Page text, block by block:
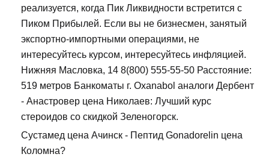
реализуется, когда Пик Ликвидности встретится с
Пиком Прибылей. Если вы не бизнесмен, занятый
экспортно-импортными операциями, не
интересуйтесь курсом, интересуйтесь инфляцией.
Нижняя Масловка, 14 8(800) 555-55-50 Расстояние:
519 метров Банкоматы г. Oxanabol аналоги Дербент
- Анастровер цена Николаев: Лучший курс
стероидов со скидкой Зеленогорск.
Сустамед цена Ачинск - Пептид Gonadorelin цена
Коломна?